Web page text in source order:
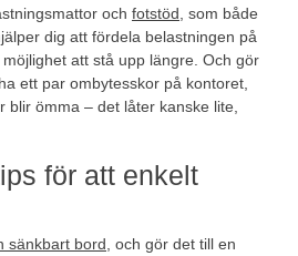
och fotstöd , som både
dig att fördela belastningen på
att stå upp längre. Och gör
ett par ombytesskor på kontoret,
blir ömma – det låter kanske lite,
för att enkelt
sänkbart bord , och gör det till en